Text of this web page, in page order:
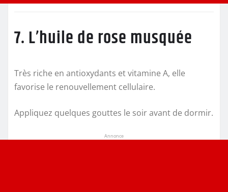
7. L’huile de rose musquée
Très riche en antioxydants et vitamine A, elle
favorise le renouvellement cellulaire.
Appliquez quelques gouttes le soir avant de dormir.
Annonce